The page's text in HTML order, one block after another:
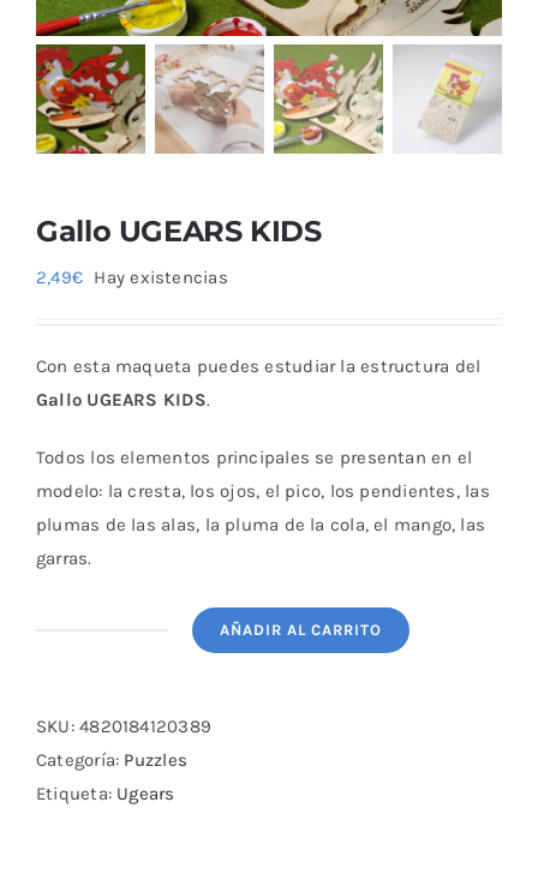
Blog
Gallo UGEARS KIDS
2,49€ Hay existencias
Con esta maqueta puedes estudiar la estructura del
Gallo UGEARS KIDS.
Todos los elementos principales se presentan en el
modelo: la cresta, los ojos, el pico, los pendientes, las
plumas de las alas, la pluma de la cola, el mango, las
garras.
cantidad
AÑADIR AL CARRITO
SKU:4820184120389
Categoría: Puzzles
Etiqueta: Ugears